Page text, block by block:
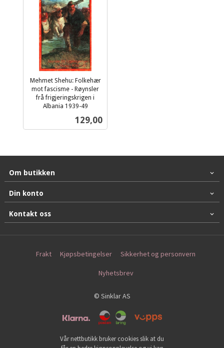
Mehmet Shehu: Folkehær
mot fascisme - Røynsler
frå frigjeringskrigen i
Albania 1939-49
Pris
129,00
Om butikken
Din konto
Kontakt oss
Frakt Kjøpsbetingelser Sikkerhet og personvern
Nyhetsbrev
© Sinklar AS
Vår nettbutikk bruker cookies slik at du